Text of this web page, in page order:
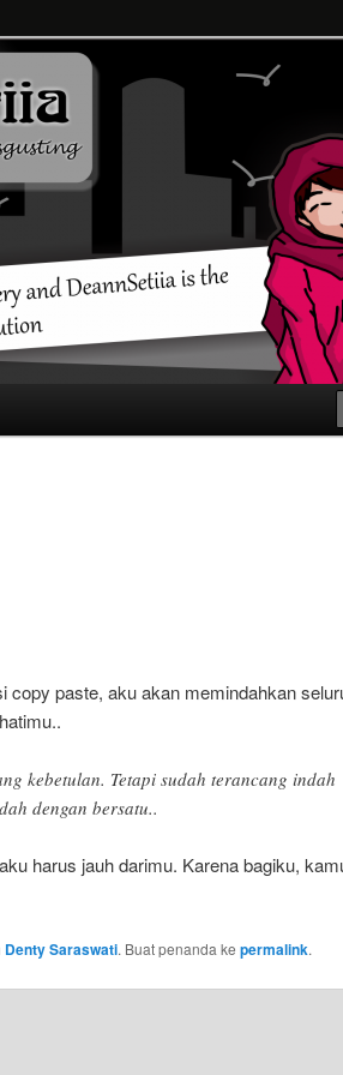
copy paste, aku akan memindahkan
kebetulan. Tetapi sudah terancang indah
dengan bersatu..
harus jauh darimu. Karena bagiku,
Denty Saraswati. Buat penanda ke permalink.